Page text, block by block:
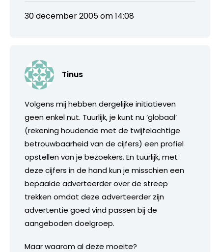
30 december 2005 om 14:08
Tinus
Volgens mij hebben dergelijke initiatieven
geen enkel nut. Tuurlijk, je kunt nu ‘globaal’
(rekening houdende met de twijfelachtige
betrouwbaarheid van de cijfers) een profiel
opstellen van je bezoekers. En tuurlijk, met
deze cijfers in de hand kun je misschien een
bepaalde adverteerder over de streep
trekken omdat deze adverteerder zijn
advertentie goed vind passen bij de
aangeboden doelgroep.
Maar waarom al deze moeite?